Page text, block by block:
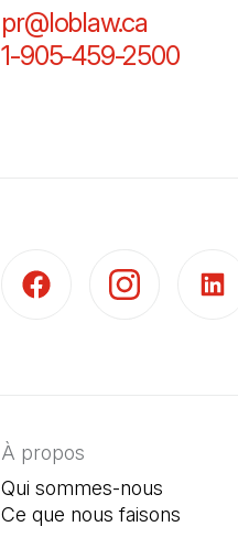
pr@loblaw.ca
1-905-459-2500(Il
À propos
Qui sommes-nous
Ce que nous faisons